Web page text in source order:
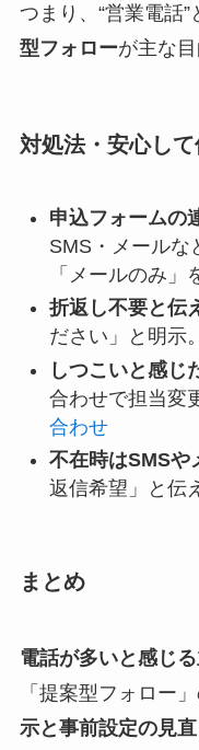
つまり、“営業電話”
型フォローが主な
対処法・安心し
申込フォームの
SMS・メールな
「メールのみ」
折返し不要と伝
ださい」と明示。
しつこいと感じ
合わせで担当変
合わせ
不在時はSMSや
返信希望」と伝
まとめ
電話が多いと感じる
「提案型フォロー
示と事前設定の見直